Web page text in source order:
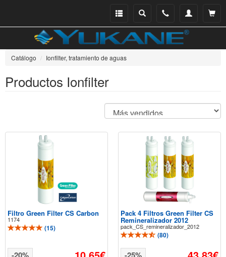
Ver
Mi
Teléfono
Buscar
Menu
Catálogo Ionfilter, tratamiento de aguas
Productos Ionfilter
Filtro Green Filter CS Carbon
1174
(15)
Pack 4 Filtros Green Filter CS
Remineralizador 2012
pack_CS_remineralizador_2012
(80)